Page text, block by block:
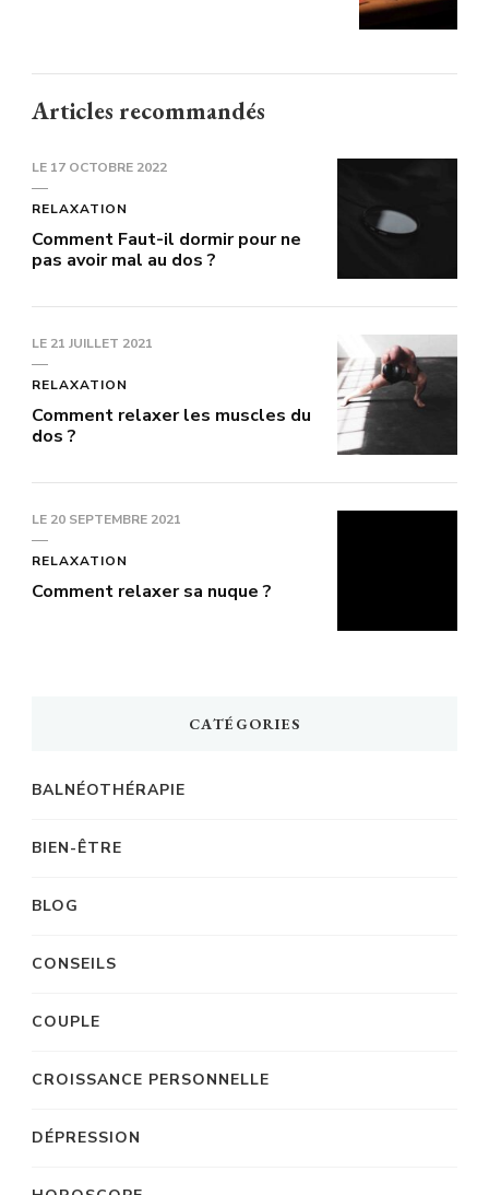
Articles recommandés
LE 17 OCTOBRE 2022
RELAXATION
Comment Faut-il dormir pour ne
pas avoir mal au dos ?
LE 21 JUILLET 2021
RELAXATION
Comment relaxer les muscles du
dos ?
LE 20 SEPTEMBRE 2021
RELAXATION
Comment relaxer sa nuque ?
CATÉGORIES
BALNÉOTHÉRAPIE
BIEN-ÊTRE
BLOG
CONSEILS
COUPLE
CROISSANCE PERSONNELLE
DÉPRESSION